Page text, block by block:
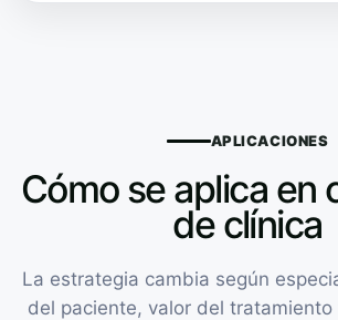
APLICACIONES
Cómo se aplica en
de clínica
La estrategia cambia según
del paciente, valor del tratamiento